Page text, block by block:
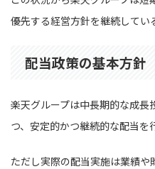
優先する経営方針を継続してい
配当政策の基本方針
楽天グループは中長期的な成長
つ、安定的かつ継続的な配当を
ただし実際の配当実施は業績や